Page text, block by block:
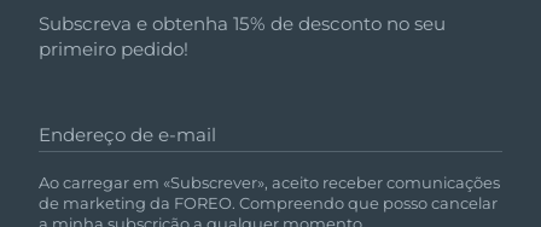
Subscreva e obtenha 15% de desconto no seu
primeiro pedido!
Endereço de e-mail
Ao carregar em «Subscrever», aceito receber comunicações
de marketing da FOREO. Compreendo que posso cancelar